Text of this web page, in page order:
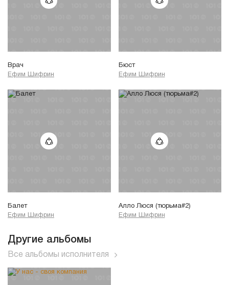
Врач
Ефим Шифрин
Бюст
Ефим Шифрин
Балет
Ефим Шифрин
Алло Люся (тюрьма#2)
Ефим Шифрин
Другие альбомы
Все альбомы исполнителя